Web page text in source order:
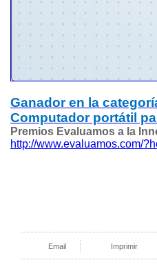
Ganador en la
Computador portátil
Premios Evaluamos a la
http://www.evaluamos.com/
Email Imprimir